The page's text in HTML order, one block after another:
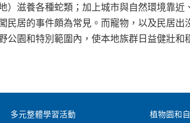
）滋養各種蛇類；加上城市與自然環境靠
民居的事件頗為常見。而寵物，以及民居
公園和特別範圍內，使本地族群日益健壯和
多元整體學習活動 植物園和